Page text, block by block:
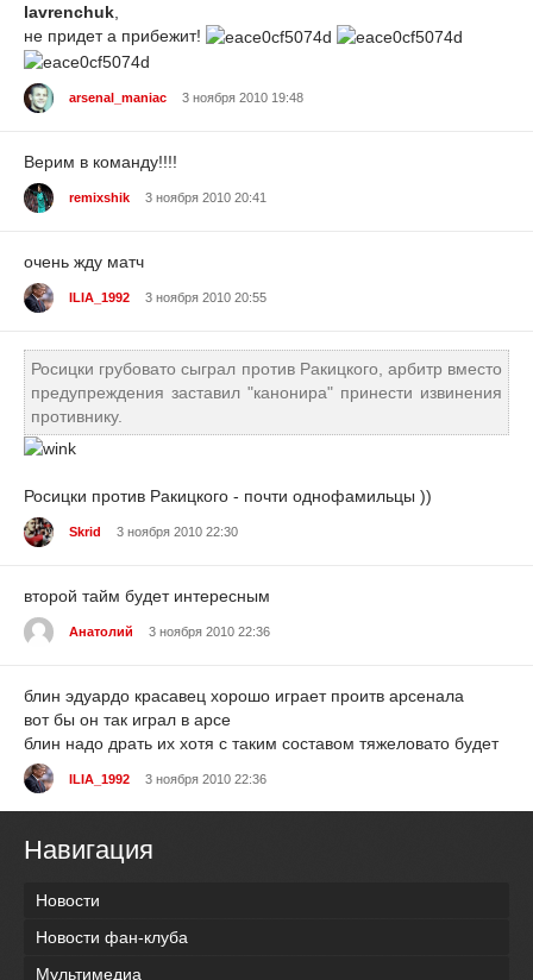
lavrenchuk
не придет а прибежит!
arsenal_maniac 3 ноября 2010 19:48
Верим в команду!!!!
remixshik 3 ноября 2010 20:41
очень жду матч
ILIA_1992 3 ноября 2010 20:55
Росицки грубовато сыграл против Ракицкого, арбитр вместо
предупреждения заставил "канонира" принести извинения
противнику.
Росицки против Ракицкого - почти однофамильцы ))
Skrid 3 ноября 2010 22:30
второй тайм будет интересным
Анатолий 3 ноября 2010 22:36
блин эдуардо красавец хорошо играет проитв арсенала
вот бы он так играл в арсе
блин надо драть их хотя с таким составом тяжеловато будет
ILIA_1992 3 ноября 2010 22:36
Навигация
Новости
Новости фан-клуба
Мультимедиа